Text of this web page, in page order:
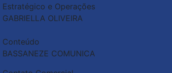
Estratégico e Operações
GABRIELLA OLIVEIRA
Conteúdo
BASSANEZE COMUNICA